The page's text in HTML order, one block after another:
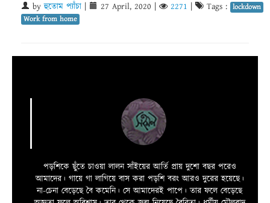
byহুতোম প্যাঁচা 27 April, 2020 2271 Tags : lockdown
Work from home
পড়শিকে ছুঁতে চাওয়া লালন সাঁইয়ের আর্তি প্রায় দুশো বছর পরেও
আমাদের। গায়ে গা লাগিয়ে বাস করা পড়শি বরং আরও দুরের হয়েছে।
না-চেনা বেড়েছে বৈ কমেনি। সে আমাদেরই পাপে। তার ফলে বেড়েছে